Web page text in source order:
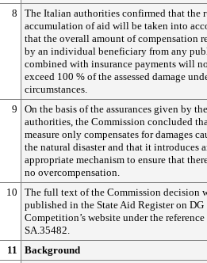
8
The Italian authorities confirmed that the
accumulation of aid will be taken into
that the overall amount of compensation
by an individual beneficiary from any
combined with insurance payments will
exceed 100 % of the assessed damage
circumstances.
9
On the basis of the assurances given by
authorities, the Commission concluded
measure only compensates for damages
the natural disaster and that it introduces
appropriate mechanism to ensure that
no overcompensation.
10
The full text of the Commission decision
published in the State Aid Register on DG
Competition’s website under the
SA.35482.
11
Background